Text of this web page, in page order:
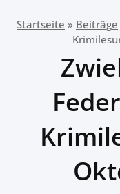
Startseite » Beiträge